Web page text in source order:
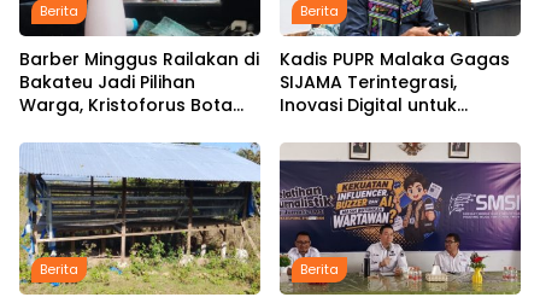
Berita
Barber Minggus Railakan di
Bakateu Jadi Pilihan
Warga, Kristoforus Bota
Rambut dengan Tarif Rp15
Ribu per Kepala
Berita
Kadis PUPR Malaka Gagas
SIJAMA Terintegrasi,
Inovasi Digital untuk
Infrastruktur
Berita Berita